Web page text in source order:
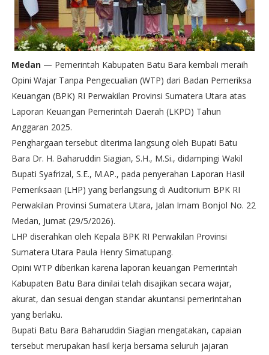
Medan— Pemerintah Kabupaten Batu Bara kembali meraih
Opini Wajar Tanpa Pengecualian (WTP) dari Badan Pemeriksa
Keuangan (BPK) RI Perwakilan Provinsi Sumatera Utara atas
Laporan Keuangan Pemerintah Daerah (LKPD) Tahun
Anggaran 2025.
Penghargaan tersebut diterima langsung oleh Bupati Batu
Bara Dr. H. Baharuddin Siagian, S.H., M.Si., didampingi Wakil
Bupati Syafrizal, S.E., M.AP., pada penyerahan Laporan Hasil
Pemeriksaan (LHP) yang berlangsung di Auditorium BPK RI
Perwakilan Provinsi Sumatera Utara, Jalan Imam Bonjol No. 22
Medan, Jumat (29/5/2026).
LHP diserahkan oleh Kepala BPK RI Perwakilan Provinsi
Sumatera Utara Paula Henry Simatupang.
Opini WTP diberikan karena laporan keuangan Pemerintah
Kabupaten Batu Bara dinilai telah disajikan secara wajar,
akurat, dan sesuai dengan standar akuntansi pemerintahan
yang berlaku.
Bupati Batu Bara Baharuddin Siagian mengatakan, capaian
tersebut merupakan hasil kerja bersama seluruh jajaran